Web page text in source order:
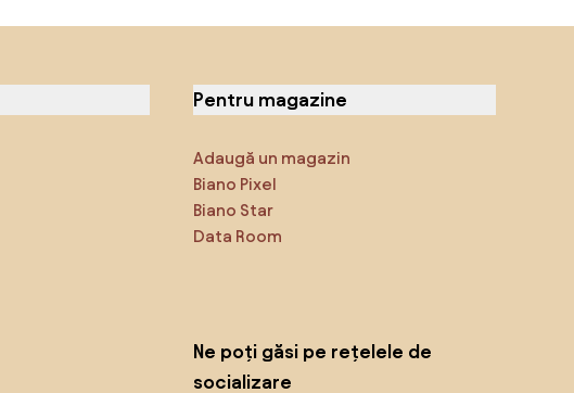
Pentru magazine
Adaugă un magazin
Biano Pixel
Biano Star
Data Room
Ne poți găsi pe rețelele de
socializare